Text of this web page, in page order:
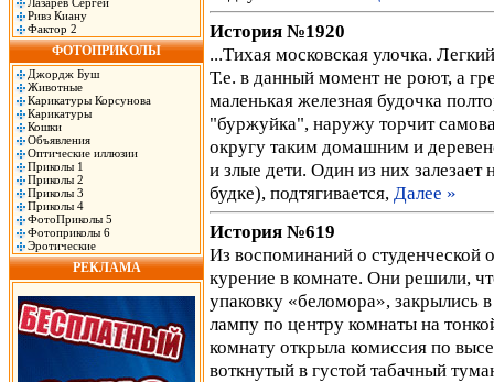
Ривз Киану
Фактор 2
ФОТОПРИКОЛЫ
Джордж Буш
Животные
Карикатуры Корсунова
Карикатуры
Кошки
Объявления
Оптические иллюзии
Приколы 1
Приколы 2
Приколы 3
Приколы 4
ФотоПриколы 5
Фотоприколы 6
Эротические
РЕКЛАМА
История №1920
...Тихая московская улочка.
Т.е. в данный момент не роют, а
маленькая железная будочка
"буржуйка", наружу торчит
округу таким домашним и
и злые дети. Один из них
будке), подтягивается, Далее »
История №619
Из воспоминаний о студенческой
курение в комнате. Они решили,
упаковку «беломора», закрылись
лампу по центру комнаты на
комнату открыла комиссия по
воткнутый в густой табачный